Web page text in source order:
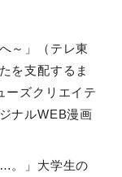
～」（テレ東
を支配するま
ーズクリエイテ
ナルWEB漫画
…。」大学生の